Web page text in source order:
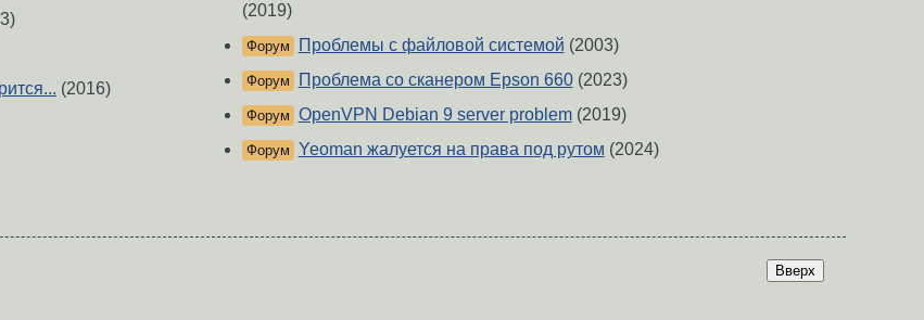
(2016)
(2019)
Форум Проблемы с файловой системой (2003)
Форум Проблема со сканером Epson 660(2023)
Форум OpenVPN Debian 9 server problem(2019)
Форум Yeoman жалуется на права под рутом (2024)
Вверх